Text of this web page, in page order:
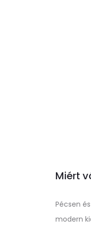
Miért
Pécsen
modern